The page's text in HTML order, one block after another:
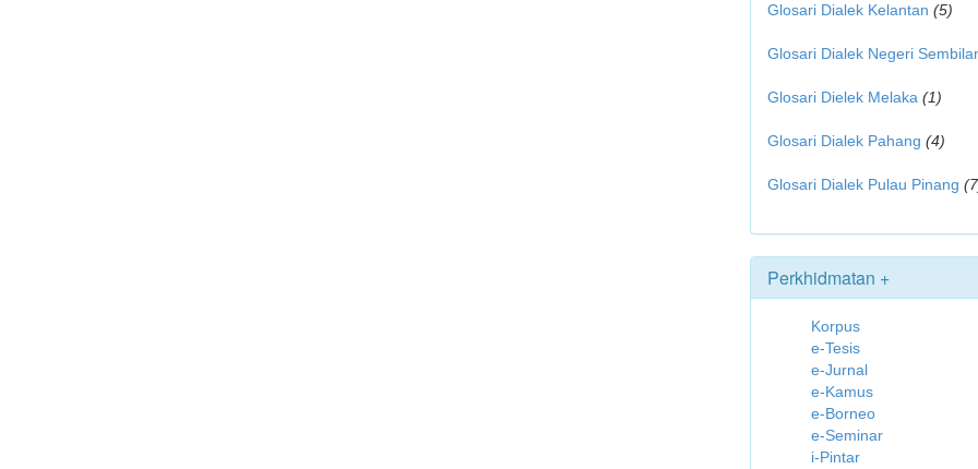
Glosari Dialek Kelantan (5)
Glosari Dialek Negeri
Glosari Dielek Melaka (1)
Glosari Dialek Pahang (4)
Glosari Dialek Pulau Pinang
Perkhidmatan +
Korpus
e-Tesis
e-Jurnal
e-Kamus
e-Borneo
e-Seminar
i-Pintar